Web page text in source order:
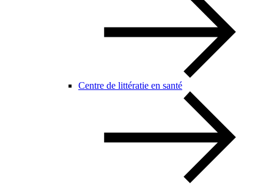
Centre de littératie en santé